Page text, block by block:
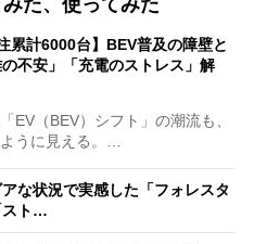
た、使ってみた
累計6000台】BEV普及の障壁と
不安」「充電のストレス」解
（BEV）シフト」の潮流も、
うに見える。…
な状況で実感した「フォレスタ
スト…